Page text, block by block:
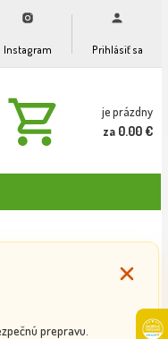
Instagram Prihlásiť sa
je prázdny
za 0.00 €
prepravu.